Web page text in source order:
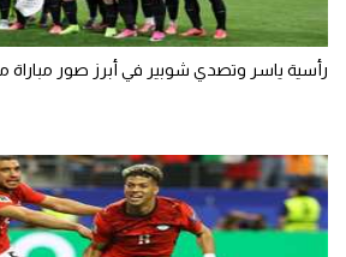
رأسية ياسر وتصدي شوبير في أبرز صور مباراة